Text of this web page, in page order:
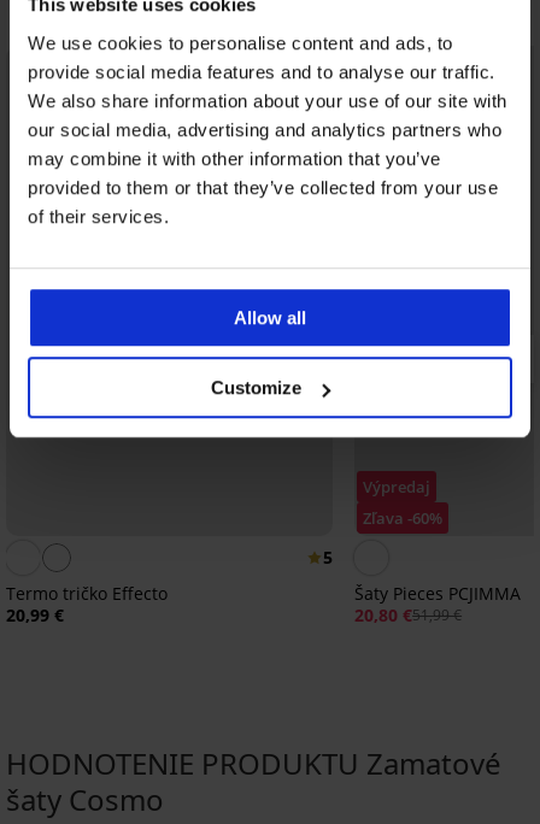
This website uses cookies
We use cookies to personalise content and ads, to
provide social media features and to analyse our traffic.
We also share information about your use of our site with
our social media, advertising and analytics partners who
may combine it with other information that you’ve
provided to them or that they’ve collected from your use
of their services.
Allow all
Customize
Objavte podobné kúsky
5
Termo tričko Effecto
20,99 €
Výpredaj
Zľava -60%
Šaty Pieces PCJIMMA
20,80 €51,99 €
HODNOTENIE PRODUKTU Zamatové
šaty Cosmo